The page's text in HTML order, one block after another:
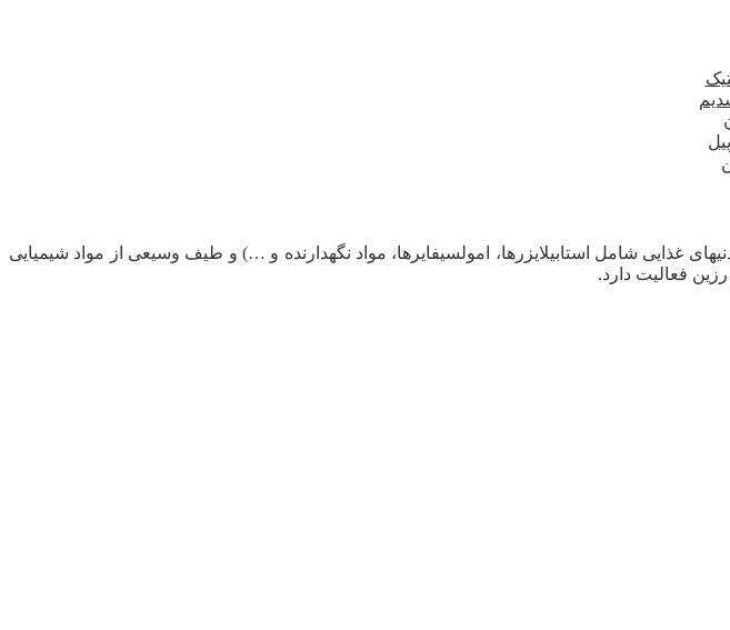
غذایی شامل استابیلایزرها، امولسیفایرها، مواد نگهدارنده و …) و طیف وسیعی از مواد شیمیایی
فعالیت دارد.